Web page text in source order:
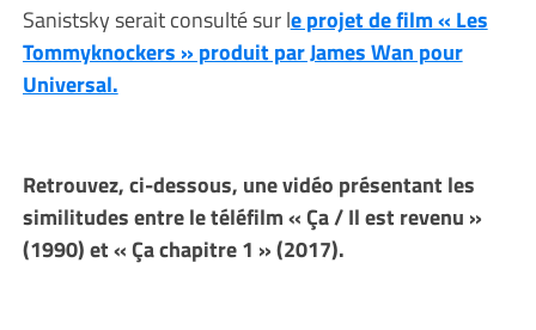
Sanistsky serait consulté sur le projet de film « Les
Tommyknockers » produit par James Wan pour
Universal.
Retrouvez, ci-dessous, une vidéo présentant les
similitudes entre le téléfilm « Ça / Il est revenu »
(1990) et « Ça chapitre 1 » (2017).